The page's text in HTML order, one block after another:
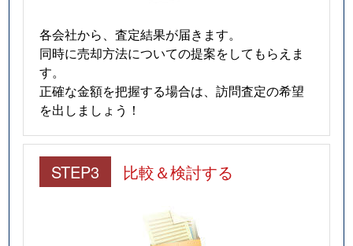
各会社から、査定結果が届きます。
同時に売却方法についての提案をしてもらえま
す。
正確な金額を把握する場合は、訪問査定の希望
を出しましょう！
STEP3 比較＆検討する